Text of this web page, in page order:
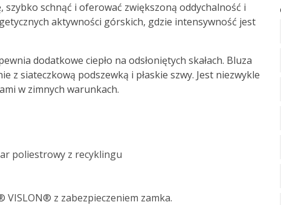
schnąć i oferować zwiększoną oddychalność i
aktywności górskich, gdzie intensywność jest
dodatkowe ciepło na odsłoniętych skałach. Bluza
z siateczkową podszewką i płaskie szwy. Jest niezwykle
w zimnych warunkach.
poliestrowy z recyklingu
VISLON® z zabezpieczeniem zamka.